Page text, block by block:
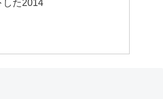
した2014